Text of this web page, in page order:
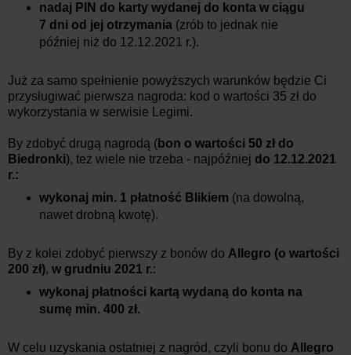
nadaj PIN do karty wydanej do konta w ciągu
7 dni od jej otrzymania(zrób to jednak nie
później niż do 12.12.2021 r.).
Już za samo spełnienie powyższych warunków będzie Ci
przysługiwać pierwsza nagroda: kod o wartości 35 zł do
wykorzystania w serwisie Legimi.
By zdobyć drugą nagrodą (bon o wartości 50 zł do
Biedronki), też wiele nie trzeba - najpóźniej do 12.12.2021
r.:
wykonaj min. 1 płatność Blikiem (na dowolną,
nawet drobną kwotę).
By z kolei zdobyć pierwszy z bonów do Allegro (o wartości
200 zł), w grudniu 2021 r.:
wykonaj płatności kartą wydaną do konta na
sumę min. 400 zł.
W celu uzyskania ostatniej z nagród, czyli bonu do Allegro